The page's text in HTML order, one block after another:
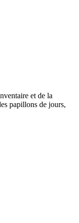
et de la
papillons de jours,